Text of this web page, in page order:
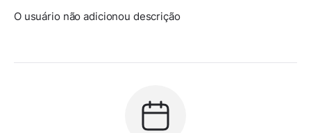
O usuário não adicionou descrição